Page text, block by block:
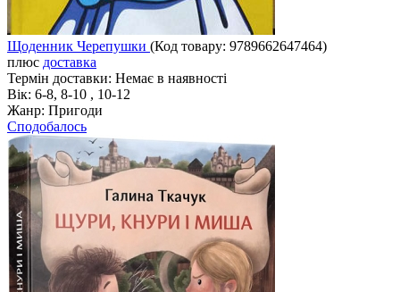
Щоденник Черепушки (Код товару: 9789662647464)
плюс доставка
Термін доставки: Немає в наявності
Вік: 6-8, 8-10 , 10-12
Жанр: Пригоди
Сподобалось